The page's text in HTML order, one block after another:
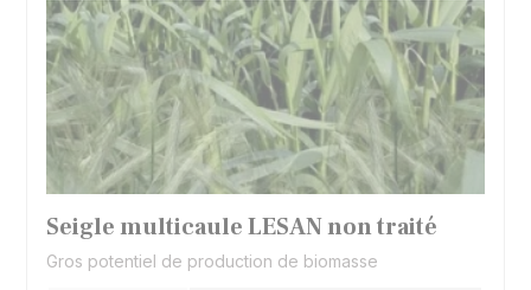
Seigle multicaule LESAN non traité
Gros potentiel de production de biomasse